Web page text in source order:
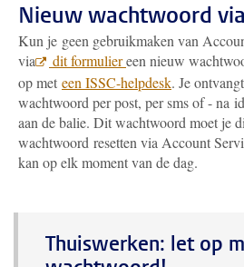
Nieuw wachtwoord
Kun je geen gebruikmaken van
via
dit formuliereen nieuw
op met een ISSC-helpdesk. Je
wachtwoord per post, per sms of - na
aan de balie. Dit wachtwoord moet je
wachtwoord resetten via Account
kan op elk moment van de dag.
Thuiswerken: let op